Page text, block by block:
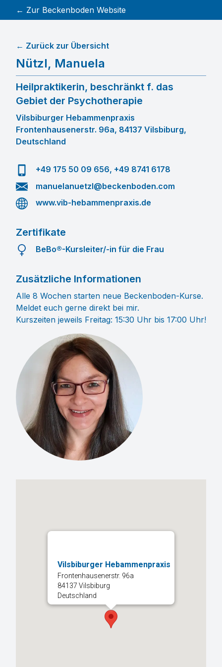
← Zur Beckenboden Website
Nützl, Manuela
← Zurück zur Übersicht
Heilpraktikerin, beschränkt f. das
Gebiet der Psychotherapie
Vilsbiburger Hebammenpraxis
Frontenhausenerstr. 96a, 84137 Vilsbiburg,
Deutschland
+49 175 50 09 656, +49 8741 6178
manuelanuetzl@beckenboden.com
www.vib-hebammenpraxis.de
Zertifikate
BeBo®-Kursleiter/-in für die Frau
Zusätzliche Informationen
Alle 8 Wochen starten neue Beckenboden-Kurse.
Meldet euch gerne direkt bei mir.
Kurszeiten jeweils Freitag: 15:30 Uhr bis 17:00 Uhr!
Vilsbiburger Hebammenpraxis
Frontenhausenerstr. 96a
84137 Vilsbiburg
Deutschland